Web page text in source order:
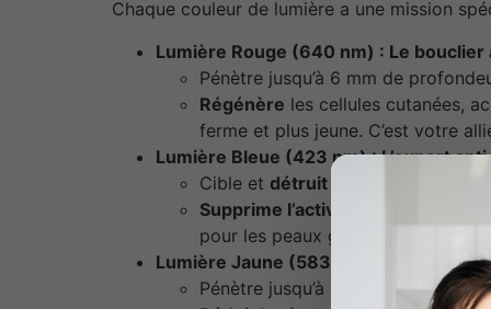
Chaque couleur de lumière a une mission
Lumière Rouge (640 nm) : Le bouclier
Pénètre jusqu’à 6 mm de
Régénère les cellules cutanées,
ferme et plus jeune. C’est votre
Lumière Bleue (423 nm) : L’expert
Cible et détruit les bactéries P-
Supprime l’activité des glandes
pour les peaux grasses et
Lumière Jaune (583 nm) :
Pénètre jusqu’à 2 mm de